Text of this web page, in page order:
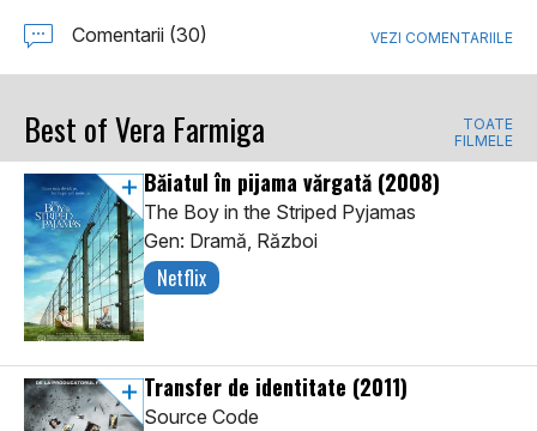
Comentarii (30) VEZI COMENTARIILE
Best of Vera Farmiga
TOATE
FILMELE
Băiatul în pijama vărgată (2008)
The Boy in the Striped Pyjamas
Gen: Dramă, Război
Netflix
Transfer de identitate (2011)
Source Code